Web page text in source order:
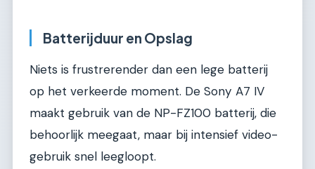
Batterijduur en Opslag
Niets is frustrerender dan een lege batterij
op het verkeerde moment. De Sony A7 IV
maakt gebruik van de NP-FZ100 batterij, die
behoorlijk meegaat, maar bij intensief video-
gebruik snel leegloopt.